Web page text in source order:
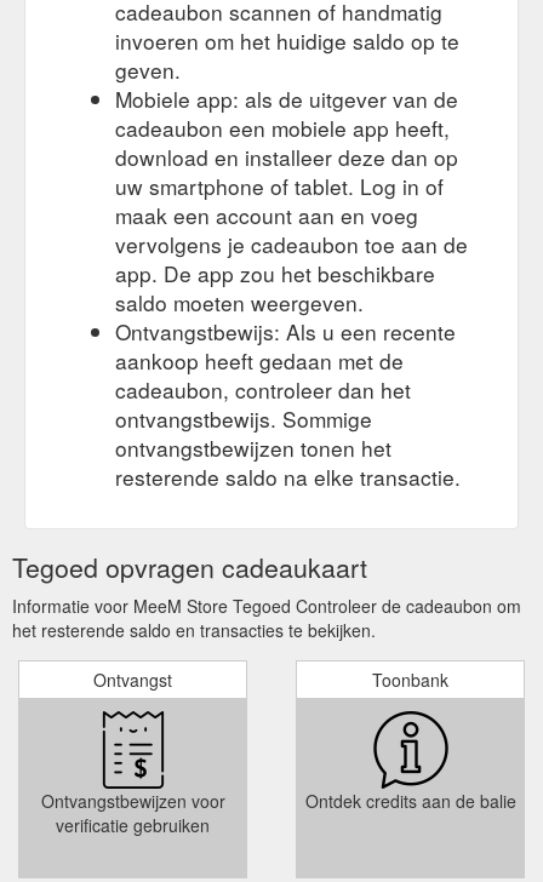
cadeaubon scannen of handmatig
invoeren om het huidige saldo op te
geven.
Mobiele app: als de uitgever van de
cadeaubon een mobiele app heeft,
download en installeer deze dan op
uw smartphone of tablet. Log in of
maak een account aan en voeg
vervolgens je cadeaubon toe aan de
app. De app zou het beschikbare
saldo moeten weergeven.
Ontvangstbewijs: Als u een recente
aankoop heeft gedaan met de
cadeaubon, controleer dan het
ontvangstbewijs. Sommige
ontvangstbewijzen tonen het
resterende saldo na elke transactie.
Tegoed opvragen cadeaukaart
Informatie voor MeeM Store Tegoed Controleer de cadeaubon om
het resterende saldo en transacties te bekijken.
Ontvangst
Ontvangstbewijzen voor
verificatie gebruiken
Toonbank
Ontdek credits aan de balie